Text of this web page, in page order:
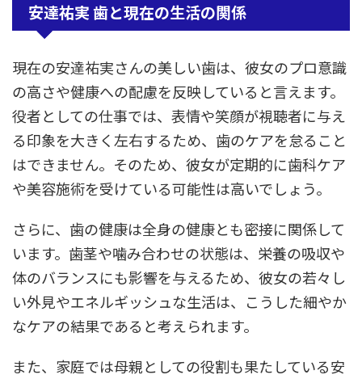
安達祐実 歯と現在の生活の関係
現在の安達祐実さんの美しい歯は、彼女のプロ意識
の高さや健康への配慮を反映していると言えます。
役者としての仕事では、表情や笑顔が視聴者に与え
る印象を大きく左右するため、歯のケアを怠ること
はできません。そのため、彼女が定期的に歯科ケア
や美容施術を受けている可能性は高いでしょう。
さらに、歯の健康は全身の健康とも密接に関係して
います。歯茎や噛み合わせの状態は、栄養の吸収や
体のバランスにも影響を与えるため、彼女の若々し
い外見やエネルギッシュな生活は、こうした細やか
なケアの結果であると考えられます。
また、家庭では母親としての役割も果たしている安